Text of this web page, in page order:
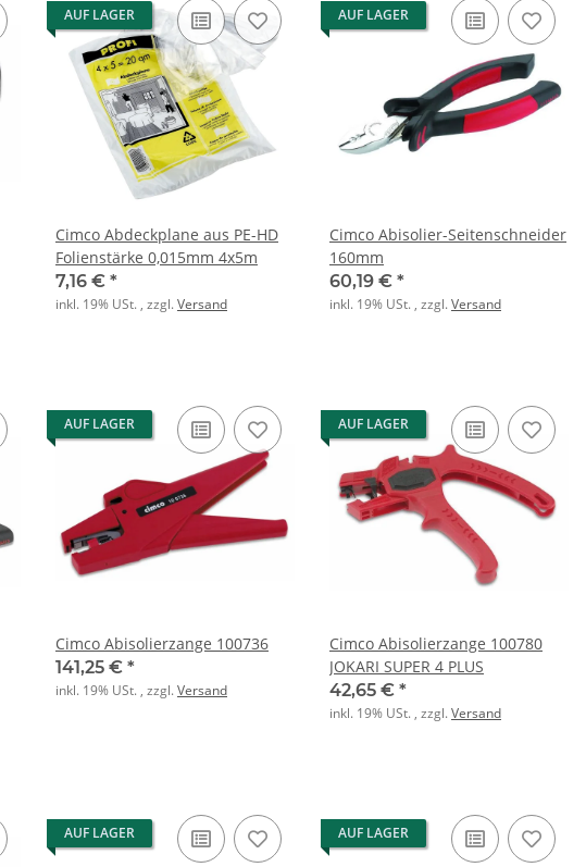
AUF LAGER
Cimco Abdeckplane aus PE-HD
Folienstärke 0,015mm 4x5m
7,16 € *
inkl. 19% USt. , zzgl.Versand
AUF LAGER
Cimco Abisolier-Seitenschneider
160mm
60,19 € *
inkl. 19% USt. , zzgl.Versand
AUF LAGER
Cimco Abisolierzange 100736
141,25 € *
inkl. 19% USt. , zzgl.Versand
AUF LAGER
Cimco Abisolierzange 100780
JOKARI SUPER 4 PLUS
42,65 € *
inkl. 19% USt. , zzgl.Versand
AUF LAGER AUF LAGER